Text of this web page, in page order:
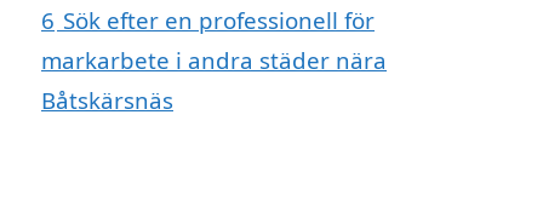
6 Sök efter en professionell för
markarbete i andra städer nära
Båtskärsnäs